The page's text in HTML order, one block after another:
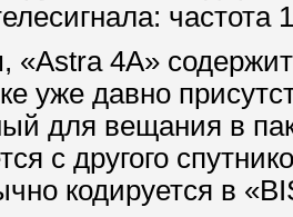
«Astra 4A»
уже давно
для вещания в
с другого
кодируется в